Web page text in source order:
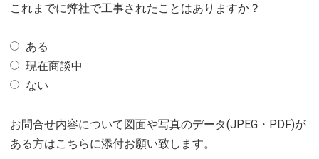
これまでに弊社で工事されたことはありますか？
ある
現在商談中
ない
お問合せ内容について図面や写真のデータ(JPEG・PDF)が
ある方はこちらに添付お願い致します。